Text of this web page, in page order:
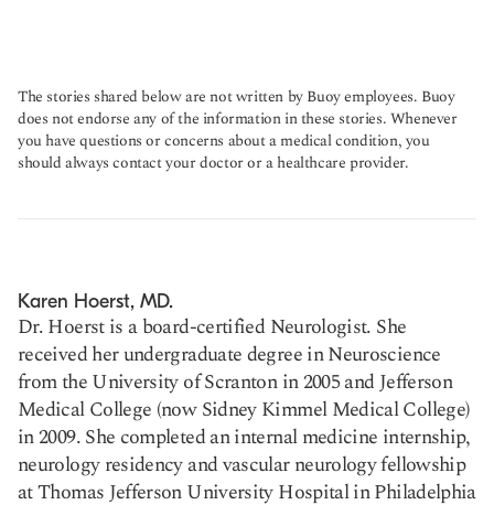
The stories shared below are not written by Buoy employees. Buoy
does not endorse any of the information in these stories. Whenever
you have questions or concerns about a medical condition, you
should always contact your doctor or a healthcare provider.
Karen Hoerst, MD.
Dr. Hoerst is a board-certified Neurologist. She
received her undergraduate degree in Neuroscience
from the University of Scranton in 2005 and Jefferson
Medical College (now Sidney Kimmel Medical College)
in 2009. She completed an internal medicine internship,
neurology residency and vascular neurology fellowship
at Thomas Jefferson University Hospital in Philadelphia